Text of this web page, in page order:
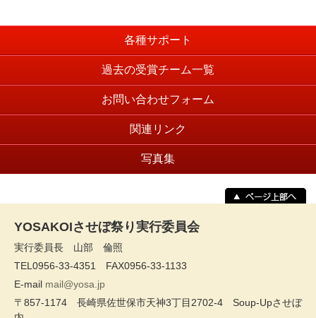
各種サポート
過去の受賞チーム一覧
お問い合わせフォーム
関連リンク
写真集
YOSAKOIさせぼ祭り実行委員会
実行委員長 山部 倫照
TEL0956-33-4351 FAX0956-33-1133
E-mail mail@yosa.jp
〒857-1174 長崎県佐世保市天神3丁目2702-4 Soup-Upさせぼ